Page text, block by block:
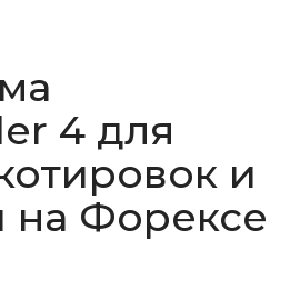
4 для
и
на Форексе